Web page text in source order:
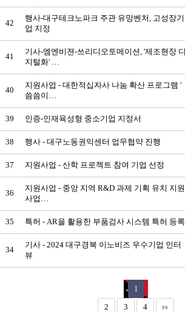
42
행사-대구테크노파크 주관 유망벤처, 고성장기
업 지정
41
기사-엠엔비젼-쓰리디오토메이션, '제조현장 디
지털화' …
40
지원사업 - 대한적십자사 나눔 확산 프로그램 '
씀씀이…
39 인증-인재육성형 중소기업 지정서
38 행사 - 대구노동권익센터 업무협약 진행
37 지원사업 - 산학 프로젝트 참여 기업 선정
36
지원사업 - 중앙 지역 R&D 과제 기획 유치 지원
사업…
35 특허 - AR을 활용한 부품검사 시스템 특허 등록
34
기사 - 2024 대구경북 이노비즈 우수기업 인터
뷰
1
2 3 4